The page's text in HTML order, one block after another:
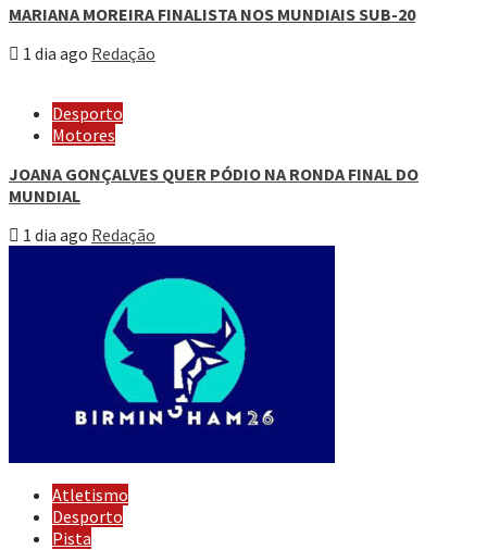
MARIANA MOREIRA FINALISTA NOS MUNDIAIS SUB-20
1 dia ago Redação
Desporto
Motores
JOANA GONÇALVES QUER PÓDIO NA RONDA FINAL DO
MUNDIAL
1 dia ago Redação
Atletismo
Desporto
Pista